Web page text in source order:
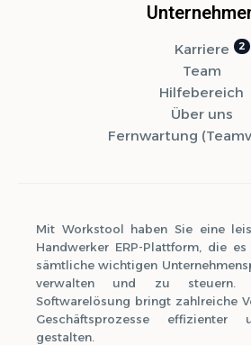
Karriere
Team
Hilfebereich
Über uns
Fernwartung
Mit Workstool haben Sie eine
Handwerker ERP-Plattform, die
sämtliche wichtigen
verwalten und zu steuern.
Softwarelösung bringt zahlreiche
Geschäftsprozesse effizienter
gestalten.
Barrierefreiheits-Tools